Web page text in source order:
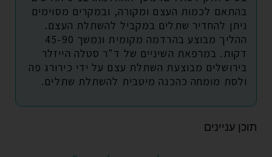
בהתאם לכמות העצם ומקורה, ובמקרים מסוימים
ניתן להחדיר שתלים במקביל להשתלת העצם.
ההליך מבוצע בהרדמה מקומית ונמשך 45-90
דקות. במרפאת השיניים של ד"ר סטלה הייזלר
בירושלים מבוצעת השתלת עצם על ידי כירורג פה
ולסת מומחה כהכנה מיטבית להשתלת שתלים.
תוכן עניינים